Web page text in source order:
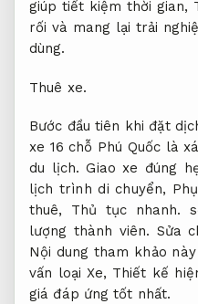
giúp tiết kiệm thời gian,
rối và mang lại trải
dùng.
Thuê xe.
Bước đầu tiên khi đặt
xe 16 chỗ Phú Quốc là
du lịch. Giao xe đúng
lịch trình di chuyển,
thuê, Thủ tục nhanh.
lượng thành viên. Sửa
Nội dung tham khảo
vấn loại Xe, Thiết kế
giá đáp ứng tốt nhất.